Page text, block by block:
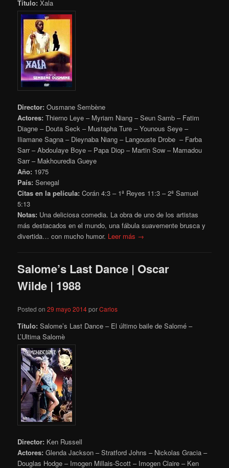
Título: Xala
Director: Ousmane Sembène
Actores: Thierno Leye – Myriam Niang – Seun Samb – Fatim
Diagne – Douta Seck – Mustapha Ture – Younous Seye –
Iliamane Sagna – Dieynaba Niang – Langouste Drobe – Farba
Sarr – Abdoulaye Boye – Papa Diop – Martin Sow – Mamadou
Sarr – Makhouredia Gueye
Año: 1975
País: Senegal
Citas en la película: Corán 4:3 – 1ª Reyes 11:3 – 2ª Samuel
5:13
Notas: Una deliciosa comedia. La obra de uno de los artistas
más destacados en el mundo, una fábula suavemente brusca y
divertida… con mucho humor. Leer más →
Salome’s Last Dance | Oscar
Wilde | 1988
Posted on29 mayo 2014porCarlos
Título:Salome’s Last Dance – El último baile de Salomé –
L’Ultima Salomè
Director: Ken Russell
Actores: Glenda Jackson – Stratford Johns – Nickolas Gracia –
Douglas Hodge – Imogen Millais-Scott – Imogen Claire – Ken